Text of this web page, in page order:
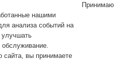
нашими
анализа событий на
улучшать
обслуживание.
сайта, вы принимаете
Принимаю